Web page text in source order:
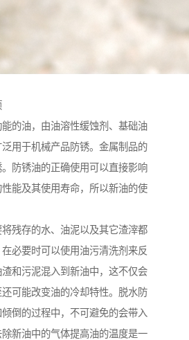
的油，由油溶性缓蚀剂、基础油
用于机械产品防锈。金属制品的
防锈油的正确使用可以直接影响
能及其使用寿命，所以新油的使
残存的水、油泥以及其它渣滓都
必要时可以使用油污清洗剂来反
和污泥混入到新油中，这不仅会
可能改变油的冷却特性。脱水防
倒的过程中，不可避免的会带入
新油中的气体提高油的温度是一